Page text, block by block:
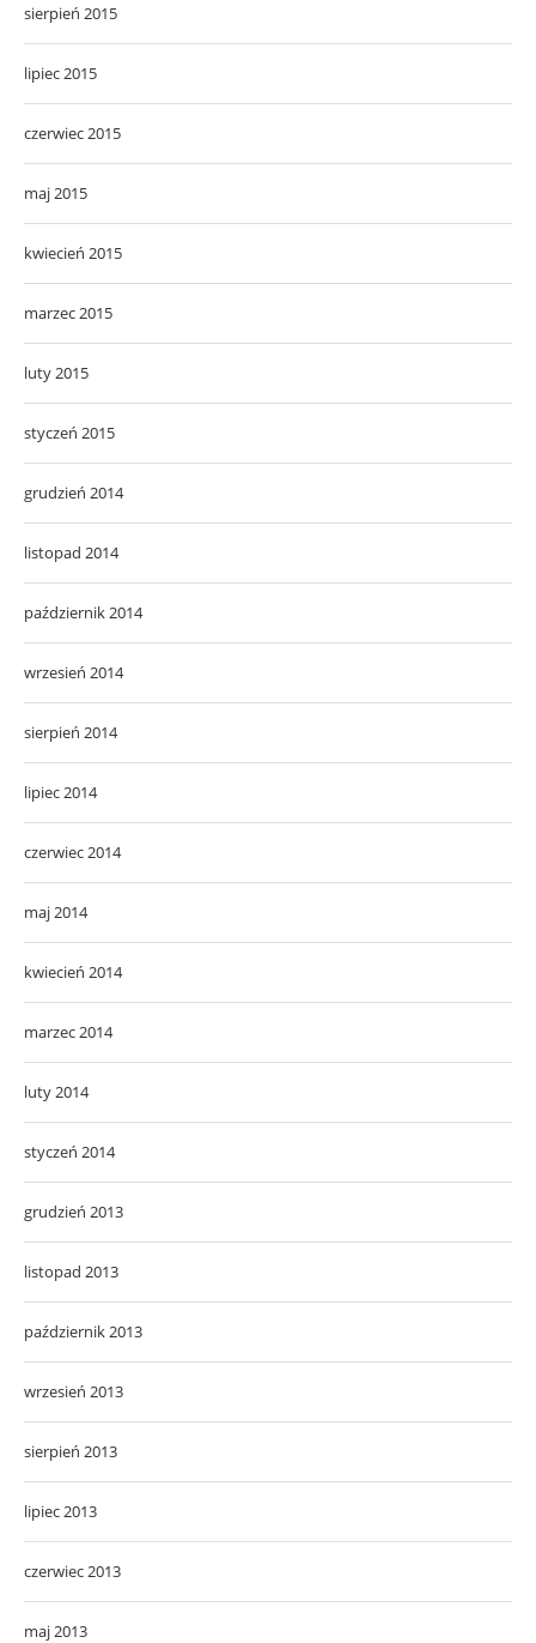
sierpień 2015
lipiec 2015
czerwiec 2015
maj 2015
kwiecień 2015
marzec 2015
luty 2015
styczeń 2015
grudzień 2014
listopad 2014
październik 2014
wrzesień 2014
sierpień 2014
lipiec 2014
czerwiec 2014
maj 2014
kwiecień 2014
marzec 2014
luty 2014
styczeń 2014
grudzień 2013
listopad 2013
październik 2013
wrzesień 2013
sierpień 2013
lipiec 2013
czerwiec 2013
maj 2013